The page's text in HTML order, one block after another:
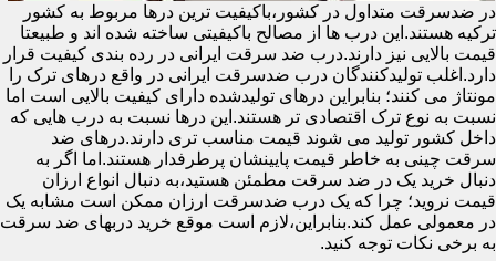
در ضدسرقت متداول در کشور،باکیفیت ترین درها مربوط به کشور
ترکیه هستند.این درب ها از مصالح باکیفیتی ساخته شده اند و طبیعتا
قیمت بالایی نیز دارند.درب ضد سرقت ایرانی در رده بندی کیفیت قرار
دارد.اغلب تولیدکنندگان درب ضدسرقت ایرانی در واقع درهای ترک را
مونتاژ می کنند؛ بنابراین درهای تولیدشده دارای کیفیت بالایی است اما
نسبت به نوع ترک اقتصادی تر هستند.این درها نسبت به درب هایی که
داخل کشور تولید می شوند قیمت مناسب تری دارند.درهای ضد
سرقت چینی به خاطر قیمت پایینشان پرطرفدار هستند.اما اگر به
دنبال خرید یک در ضد سرقت مطمئن هستید،به دنبال انواع ارزان
قیمت نروید؛ چرا که یک درب ضدسرقت ارزان ممکن است مشابه یک
در معمولی عمل کند.بنابراین،لازم است موقع خرید دربهای ضد سرقت
به برخی نکات توجه کنید.